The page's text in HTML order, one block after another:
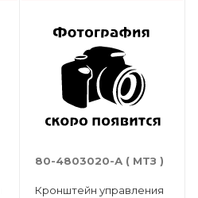
80-4803020-А ( МТЗ )
Кронштейн управления